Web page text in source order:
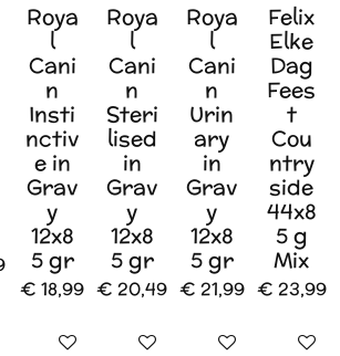
Roya
l
Cani
n
Insti
nctiv
e in
Grav
y
12x8
5 gr
€ 18,99
In winkelwagen
Roya
l
Cani
n
Steri
lised
in
Grav
y
12x8
5 gr
€ 20,49
In winkelwagen
Roya
l
Cani
n
Urin
ary
in
Grav
y
12x8
5 gr
€ 21,99
In winkelwagen
Felix
Elke
Dag
Fees
t
Cou
ntry
side
44x8
5 g
Mix
€ 23,99
In